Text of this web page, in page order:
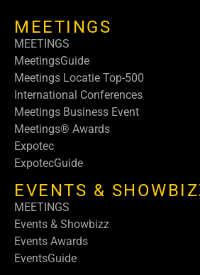
MEETINGS
MEETINGS
MeetingsGuide
Meetings Locatie Top-500
International Conferences
Meetings Business Event
Meetings® Awards
Expotec
ExpotecGuide
EVENTS &
MEETINGS
Events & Showbizz
Events Awards
EventsGuide